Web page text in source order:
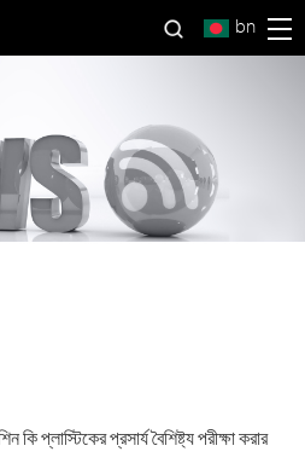
bn
কি প্লাস্টিকের প্রসার্য বৈশিষ্ট্য পরীক্ষা করার